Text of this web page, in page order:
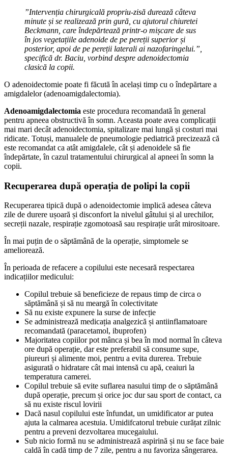
”Intervenția chirurgicală propriu-zisă durează câteva
minute și se realizează prin gură, cu ajutorul chiuretei
Beckmann, care îndepărtează printr-o mișcare de sus
în jos vegetațiile adenoide de pe pereții superior și
posterior, apoi de pe pereții laterali ai nazofaringelui.”,
specifică dr. Baciu, vorbind despre adenoidectomia
clasică la copii.
O adenoidectomie poate fi făcută în același timp cu o îndepărtare a
amigdalelor (adenoamigdalectomia).
Adenoamigdalectomia este procedura recomandată în general
pentru apneea obstructivă în somn. Aceasta poate avea complicații
mai mari decât adenoidectomia, spitalizare mai lungă și costuri mai
ridicate. Totuși, manualele de pneumologie pediatrică precizează că
este recomandat ca atât amigdalele, cât și adenoidele să fie
îndepărtate, în cazul tratamentului chirurgical al apneei în somn la
copii.
Recuperarea după operația de polipi la copii
Recuperarea tipică după o adenoidectomie implică adesea câteva
zile de durere ușoară și disconfort la nivelul gâtului și al urechilor,
secreții nazale, respirație zgomotoasă sau respirație urât mirositoare.
În mai puțin de o săptămână de la operație, simptomele se
ameliorează.
În perioada de refacere a copilului este necesară respectarea
indicațiilor medicului:
Copilul trebuie să beneficieze de repaus timp de circa o
săptămână și să nu meargă în colectivitate
Să nu existe expunere la surse de infecție
Se administrează medicația analgezică și antiinflamatoare
recomandată (paracetamol, ibuprofen)
Majoritatea copiilor pot mânca și bea în mod normal în câteva
ore după operație, dar este preferabil să consume supe,
piureuri și alimente moi, pentru a evita durerea. Trebuie
asigurată o hidratare cât mai intensă cu apă, ceaiuri la
temperatura camerei.
Copilul trebuie să evite suflarea nasului timp de o săptămână
după operație, precum și orice joc dur sau sport de contact, ca
să nu existe riscul lovirii
Dacă nasul copilului este înfundat, un umidificator ar putea
ajuta la calmarea acestuia. Umidifcatorul trebuie curățat zilnic
pentru a preveni dezvoltarea mucegaiului.
Sub nicio formă nu se administrează aspirină și nu se face baie
caldă în cadă timp de 7 zile, pentru a nu favoriza sângerarea.